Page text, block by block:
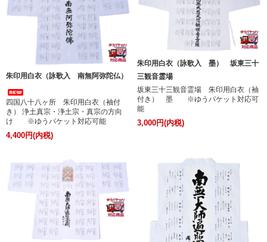
朱印用白衣（詠歌入 南無阿弥陀仏）
四国八十八ヶ所 朱印用白衣（袖付
き） 浄土真宗・浄土宗・真宗の方向
け ※ゆうパケット対応可能
4,400円(内税)
朱印用白衣（詠歌入 墨） 坂東三十
三観音霊場
坂東三十三観音霊場 朱印用白衣（袖
付き） 墨 ※ゆうパケット対応可
能
3,000円(内税)